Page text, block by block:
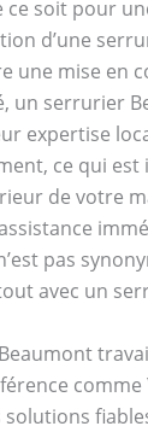
ce soit pour
d’une
une mise en
un serrurier
expertise
ce qui
de votre
pas
avec un
comme
solutions